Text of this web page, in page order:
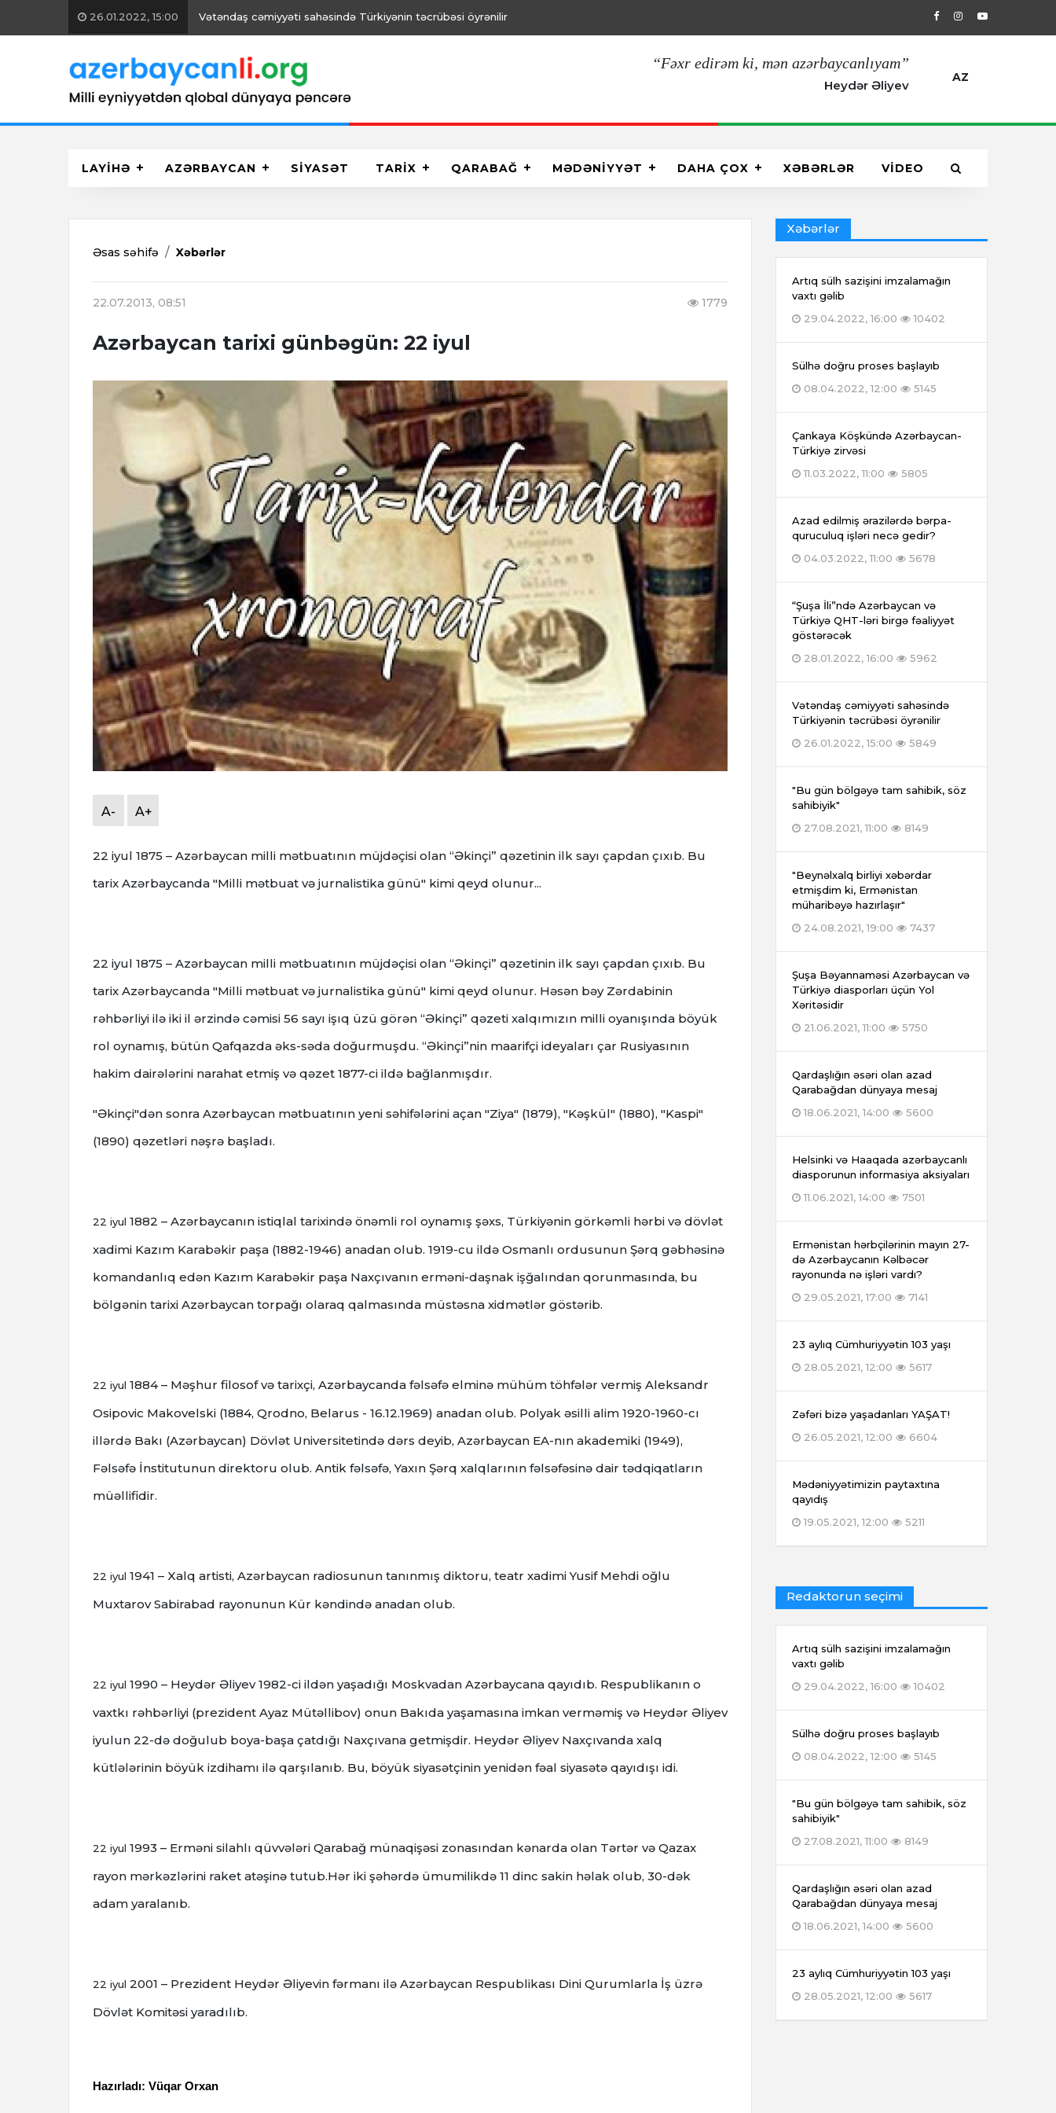
26.01.2022, 15:00 Vətəndaş cəmiyyəti sahəsində Türkiyənin təcrübəsi öyrənilir 29.04.2022, 16:00 Artıq sülh
“Fəxr edirəm ki, mən azərbaycanlıyam”
Heydər Əliyev
AZ
LAYİHƏ AZƏRBAYCAN SİYASƏT TARİX QARABAĞ MƏDƏNİYYƏT DAHA ÇOX XƏBƏRLƏR VİDEO
Əsas səhifə Xəbərlər
22.07.2013, 08:51 1779
Azərbaycan tarixi günbəgün: 22 iyul
A- A+
22 iyul 1875 – Azərbaycan milli mətbuatının müjdəçisi olan “Əkinçi” qəzetinin ilk sayı çapdan çıxıb. Bu
tarix Azərbaycanda "Milli mətbuat və jurnalistika günü" kimi qeyd olunur...
22 iyul 1875 – Azərbaycan milli mətbuatının müjdəçisi olan “Əkinçi” qəzetinin ilk sayı çapdan çıxıb. Bu
tarix Azərbaycanda "Milli mətbuat və jurnalistika günü" kimi qeyd olunur. Həsən bəy Zərdabinin
rəhbərliyi ilə iki il ərzində cəmisi 56 sayı işıq üzü görən “Əkinçi” qəzeti xalqımızın milli oyanışında böyük
rol oynamış, bütün Qafqazda əks-səda doğurmuşdu. “Əkinçi”nin maarifçi ideyaları çar Rusiyasının
hakim dairələrini narahat etmiş və qəzet 1877-ci ildə bağlanmışdır.
"Əkinçi"dən sonra Azərbaycan mətbuatının yeni səhifələrini açan "Ziya" (1879), "Kəşkül" (1880), "Kaspi"
(1890) qəzetləri nəşrə başladı.
22 iyul 1882 – Azərbaycanın istiqlal tarixində önəmli rol oynamış şəxs, Türkiyənin görkəmli hərbi və dövlət
xadimi Kazım Karabəkir paşa (1882-1946) anadan olub. 1919-cu ildə Osmanlı ordusunun Şərq gəbhəsinə
komandanlıq edən Kazım Karabəkir paşa Naxçıvanın erməni-daşnak işğalından qorunmasında, bu
bölgənin tarixi Azərbaycan torpağı olaraq qalmasında müstəsna xidmətlər göstərib.
22 iyul 1884 – Məşhur filosof və tarixçi, Azərbaycanda fəlsəfə elminə mühüm töhfələr vermiş Aleksandr
Osipovic Makovelski (1884, Qrodno, Belarus - 16.12.1969) anadan olub. Polyak əsilli alim 1920-1960-cı
illərdə Bakı (Azərbaycan) Dövlət Universitetində dərs deyib, Azərbaycan EA-nın akademiki (1949),
Fəlsəfə İnstitutunun direktoru olub. Antik fəlsəfə, Yaxın Şərq xalqlarının fəlsəfəsinə dair tədqiqatların
müəllifidir.
22 iyul 1941 – Xalq artisti, Azərbaycan radiosunun tanınmış diktoru, teatr xadimi Yusif Mehdi oğlu
Muxtarov Sabirabad rayonunun Kür kəndində anadan olub.
22 iyul 1990 – Heydər Əliyev 1982-ci ildən yaşadığı Moskvadan Azərbaycana qayıdıb. Respublikanın o
vaxtkı rəhbərliyi (prezident Ayaz Mütəllibov) onun Bakıda yaşamasına imkan verməmiş və Heydər Əliyev
iyulun 22-də doğulub boya-başa çatdığı Naxçıvana getmişdir. Heydər Əliyev Naxçıvanda xalq
kütlələrinin böyük izdihamı ilə qarşılanıb. Bu, böyük siyasətçinin yenidən fəal siyasətə qayıdışı idi.
22 iyul 1993 – Erməni silahlı qüvvələri Qarabağ münaqişəsi zonasından kənarda olan Tərtər və Qazax
rayon mərkəzlərini raket atəşinə tutub.Hər iki şəhərdə ümumilikdə 11 dinc sakin həlak olub, 30-dək
adam yaralanıb.
22 iyul 2001 – Prezident Heydər Əliyevin fərmanı ilə Azərbaycan Respublikası Dini Qurumlarla İş üzrə
Dövlət Komitəsi yaradılıb.
Hazırladı: Vüqar Orxan
Xəbərlər
Artıq sülh sazişini imzalamağın
vaxtı gəlib
29.04.2022, 16:00
10402
Sülhə doğru proses başlayıb
08.04.2022, 12:00
5145
Çankaya Köşkündə Azərbaycan-
Türkiyə zirvəsi
11.03.2022, 11:00
5805
Azad edilmiş ərazilərdə bərpa-
quruculuq işləri necə gedir?
04.03.2022, 11:00
5678
“Şuşa İli”ndə Azərbaycan və
Türkiyə QHT-ləri birgə fəaliyyət
göstərəcək
28.01.2022, 16:00
5962
Vətəndaş cəmiyyəti sahəsində
Türkiyənin təcrübəsi öyrənilir
26.01.2022, 15:00
5849
"Bu gün bölgəyə tam sahibik, söz
sahibiyik"
27.08.2021, 11:00
8149
"Beynəlxalq birliyi xəbərdar
etmişdim ki, Ermənistan
müharibəyə hazırlaşır"
24.08.2021, 19:00
7437
Şuşa Bəyannaməsi Azərbaycan və
Türkiyə diasporları üçün Yol
Xəritəsidir
21.06.2021, 11:00
5750
Qardaşlığın əsəri olan azad
Qarabağdan dünyaya mesaj
18.06.2021, 14:00
5600
Helsinki və Haaqada azərbaycanlı
diasporunun informasiya aksiyaları
11.06.2021, 14:00
7501
Ermənistan hərbçilərinin mayın 27-
də Azərbaycanın Kəlbəcər
rayonunda nə işləri vardı?
29.05.2021, 17:00
7141
23 aylıq Cümhuriyyətin 103 yaşı
28.05.2021, 12:00
5617
Zəfəri bizə yaşadanları YAŞAT!
26.05.2021, 12:00
6604
Mədəniyyətimizin paytaxtına
qayıdış
19.05.2021, 12:00
5211
Redaktorun seçimi
Artıq sülh sazişini imzalamağın
vaxtı gəlib
29.04.2022, 16:00
10402
Sülhə doğru proses başlayıb
08.04.2022, 12:00
5145
"Bu gün bölgəyə tam sahibik, söz
sahibiyik"
27.08.2021, 11:00
8149
Qardaşlığın əsəri olan azad
Qarabağdan dünyaya mesaj
18.06.2021, 14:00
5600
23 aylıq Cümhuriyyətin 103 yaşı
28.05.2021, 12:00
5617